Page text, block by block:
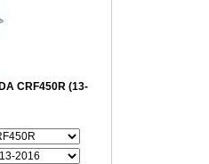
CRF450R (13-